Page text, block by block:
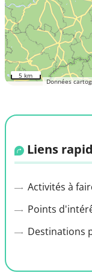
Données
5 km
Liens
Activités à
Points
Destinations